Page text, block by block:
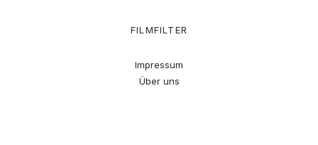
FILMFILTER
Impressum
Über uns